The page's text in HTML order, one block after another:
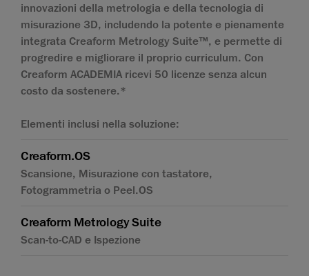
innovazioni della metrologia e della tecnologia di
misurazione 3D, includendo la potente e pienamente
integrata Creaform Metrology Suite™, e permette di
progredire e migliorare il proprio curriculum. Con
Creaform ACADEMIA ricevi 50 licenze senza alcun
costo da sostenere.*
Elementi inclusi nella soluzione:
Creaform.OS
Scansione, Misurazione con tastatore,
Fotogrammetria o Peel.OS
Creaform Metrology Suite
Scan-to-CAD e Ispezione